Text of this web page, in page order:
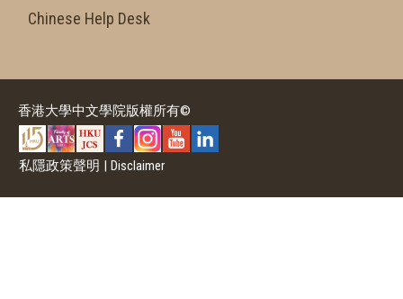
Chinese Help Desk
香港大學中文學院版權所有©
私隱政策聲明 Disclaimer